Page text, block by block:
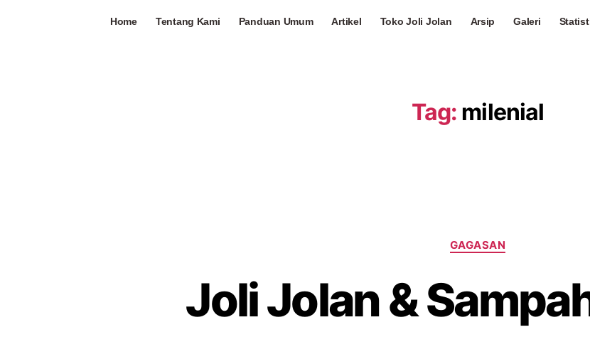
Home Tentang Kami Panduan Umum Artikel Toko Joli Jolan Arsip Galeri
Tag: milenial
GAGASAN
Joli Jolan &